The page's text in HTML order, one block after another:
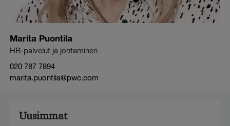
Marita Puontila
HR-palvelut ja johtaminen
020 787 7894
marita.puontila@pwc.com
Uusimmat